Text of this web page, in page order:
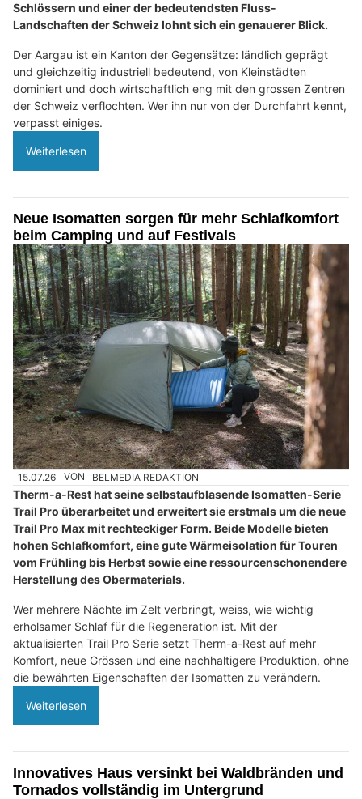
Schlössern und einer der bedeutendsten Fluss-
Landschaften der Schweiz lohnt sich ein genauerer Blick.
Der Aargau ist ein Kanton der Gegensätze: ländlich geprägt
und gleichzeitig industriell bedeutend, von Kleinstädten
dominiert und doch wirtschaftlich eng mit den grossen Zentren
der Schweiz verflochten. Wer ihn nur von der Durchfahrt kennt,
verpasst einiges.
Weiterlesen
Neue Isomatten sorgen für mehr Schlafkomfort
beim Camping und auf Festivals
15.07.26 VON BELMEDIA REDAKTION
Therm-a-Rest hat seine selbstaufblasende Isomatten-Serie
Trail Pro überarbeitet und erweitert sie erstmals um die neue
Trail Pro Max mit rechteckiger Form. Beide Modelle bieten
hohen Schlafkomfort, eine gute Wärmeisolation für Touren
vom Frühling bis Herbst sowie eine ressourcenschonendere
Herstellung des Obermaterials.
Wer mehrere Nächte im Zelt verbringt, weiss, wie wichtig
erholsamer Schlaf für die Regeneration ist. Mit der
aktualisierten Trail Pro Serie setzt Therm-a-Rest auf mehr
Komfort, neue Grössen und eine nachhaltigere Produktion, ohne
die bewährten Eigenschaften der Isomatten zu verändern.
Weiterlesen
Innovatives Haus versinkt bei Waldbränden und
Tornados vollständig im Untergrund